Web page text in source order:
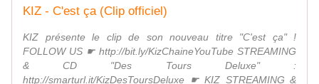
KIZ - C'est ça (Clip officiel)
KIZ présente le clip de son nouveau titre "C'est ça" !
FOLLOW US ☛ http://bit.ly/KizChaineYouTube STREAMING
& CD "Des Tours Deluxe" :
http://smarturl.it/KizDesToursDeluxe ☛ KIZ STREAMING &